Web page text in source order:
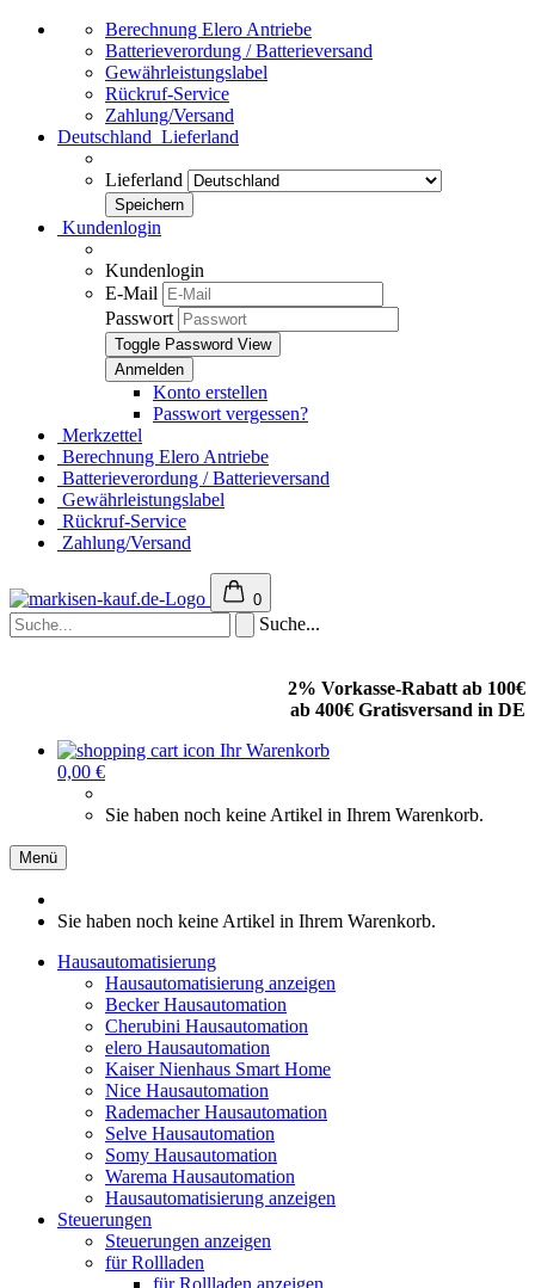
Berechnung Elero Antriebe
Batterieverordung / Batterieversand
Gewährleistungslabel
Rückruf-Service
Zahlung/Versand
Deutschland Lieferland
Lieferland
Kundenlogin
Kundenlogin
E-Mail
Passwort
Toggle Password View
Konto erstellen
Passwort vergessen?
Merkzettel
Berechnung Elero Antriebe
Batterieverordung / Batterieversand
Gewährleistungslabel
Rückruf-Service
Zahlung/Versand
0
Suche...
2% Vorkasse-Rabatt ab 100€
ab 400€ Gratisversand in DE
Ihr Warenkorb
0,00 €
Sie haben noch keine Artikel in Ihrem Warenkorb.
Menü
Sie haben noch keine Artikel in Ihrem Warenkorb.
Hausautomatisierung
Hausautomatisierung anzeigen
Becker Hausautomation
Cherubini Hausautomation
elero Hausautomation
Kaiser Nienhaus Smart Home
Nice Hausautomation
Rademacher Hausautomation
Selve Hausautomation
Somy Hausautomation
Warema Hausautomation
Hausautomatisierung anzeigen
Steuerungen
Steuerungen anzeigen
für Rollladen
für Rollladen anzeigen